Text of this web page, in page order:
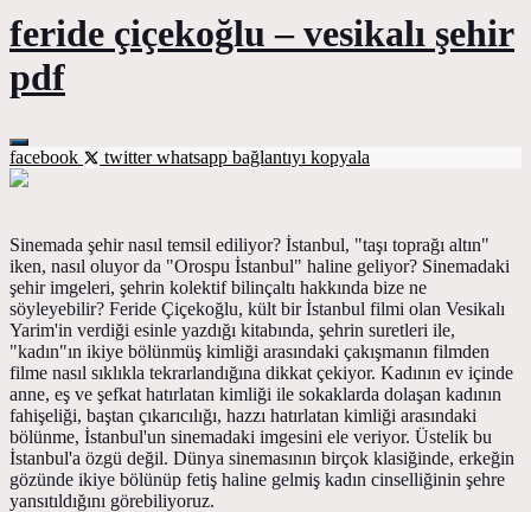
feride çiçekoğlu – vesikalı şehir
pdf
facebook twitterwhatsapp bağlantıyı kopyala
Sinemada şehir nasıl temsil ediliyor? İstanbul, "taşı toprağı altın"
iken, nasıl oluyor da "Orospu İstanbul" haline geliyor? Sinemadaki
şehir imgeleri, şehrin kolektif bilinçaltı hakkında bize ne
söyleyebilir? Feride Çiçekoğlu, kült bir İstanbul filmi olan Vesikalı
Yarim'in verdiği esinle yazdığı kitabında, şehrin suretleri ile,
"kadın"ın ikiye bölünmüş kimliği arasındaki çakışmanın filmden
filme nasıl sıklıkla tekrarlandığına dikkat çekiyor. Kadının ev içinde
anne, eş ve şefkat hatırlatan kimliği ile sokaklarda dolaşan kadının
fahişeliği, baştan çıkarıcılığı, hazzı hatırlatan kimliği arasındaki
bölünme, İstanbul'un sinemadaki imgesini ele veriyor. Üstelik bu
İstanbul'a özgü değil. Dünya sinemasının birçok klasiğinde, erkeğin
gözünde ikiye bölünüp fetiş haline gelmiş kadın cinselliğinin şehre
yansıtıldığını görebiliyoruz.